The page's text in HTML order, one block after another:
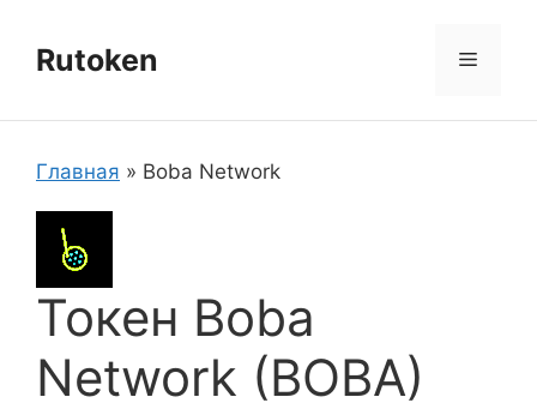
содержимому
Rutoken Меню
Главная » Boba Network
Токен Boba
Network (BOBA)